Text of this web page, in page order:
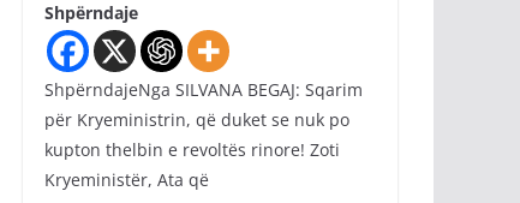
Shpërndaje
ShpërndajeNga SILVANA BEGAJ: Sqarim
për Kryeministrin, që duket se nuk po
kupton thelbin e revoltës rinore! Zoti
Kryeministër, Ata që